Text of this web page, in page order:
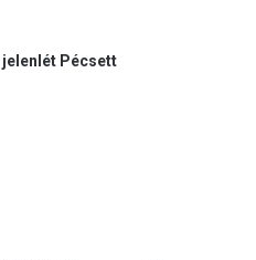
jelenlét Pécsett